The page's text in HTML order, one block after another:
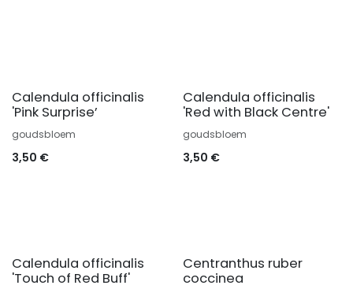
Calendula officinalis
'Pink Surprise’
goudsbloem
3,50 €
Calendula officinalis
'Red with Black Centre'
goudsbloem
3,50 €
Calendula officinalis
'Touch of Red Buff'
Centranthus ruber
coccinea